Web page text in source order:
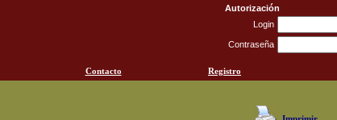
Autorización
Login
Contraseña
Contacto
Registro